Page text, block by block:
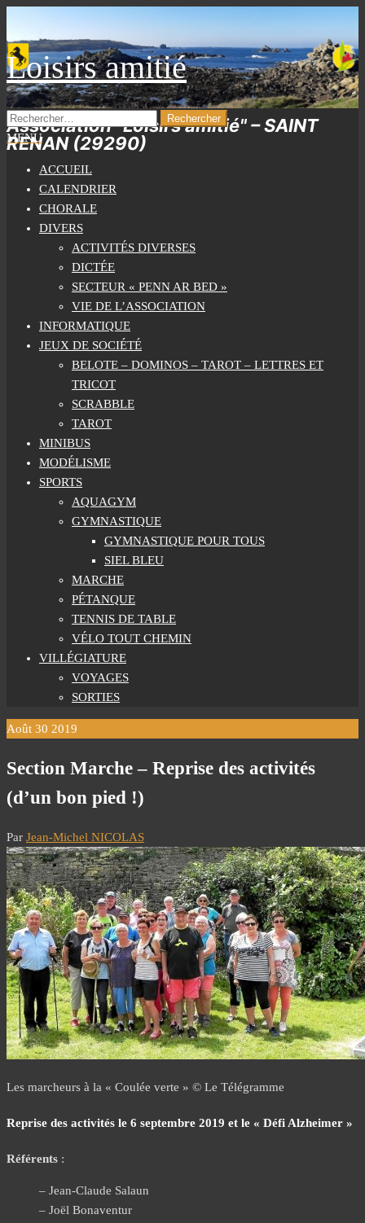
the
content
Loisirs amitié
Association "Loisirs amitié" – SAINT
RENAN (29290)
RECHERCHER :
MENU
ACCUEIL
CALENDRIER
CHORALE
DIVERS
ACTIVITÉS DIVERSES
DICTÉE
SECTEUR « PENN AR BED »
VIE DE L’ASSOCIATION
INFORMATIQUE
JEUX DE SOCIÉTÉ
BELOTE – DOMINOS – TAROT – LETTRES ET
TRICOT
SCRABBLE
TAROT
MINIBUS
MODÉLISME
SPORTS
AQUAGYM
GYMNASTIQUE
GYMNASTIQUE POUR TOUS
SIEL BLEU
MARCHE
PÉTANQUE
TENNIS DE TABLE
VÉLO TOUT CHEMIN
VILLÉGIATURE
VOYAGES
SORTIES
Août 30 2019
Section Marche – Reprise des activités
(d’un bon pied !)
Par Jean-Michel NICOLAS
Les marcheurs à la « Coulée verte » © Le Télégramme
Reprise des activités le 6 septembre 2019 et le « Défi Alzheimer »
Référents :
– Jean-Claude Salaun
– Joël Bonaventur